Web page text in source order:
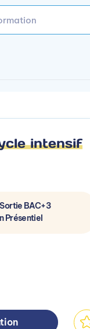
intensif
BAC+3
Présentiel